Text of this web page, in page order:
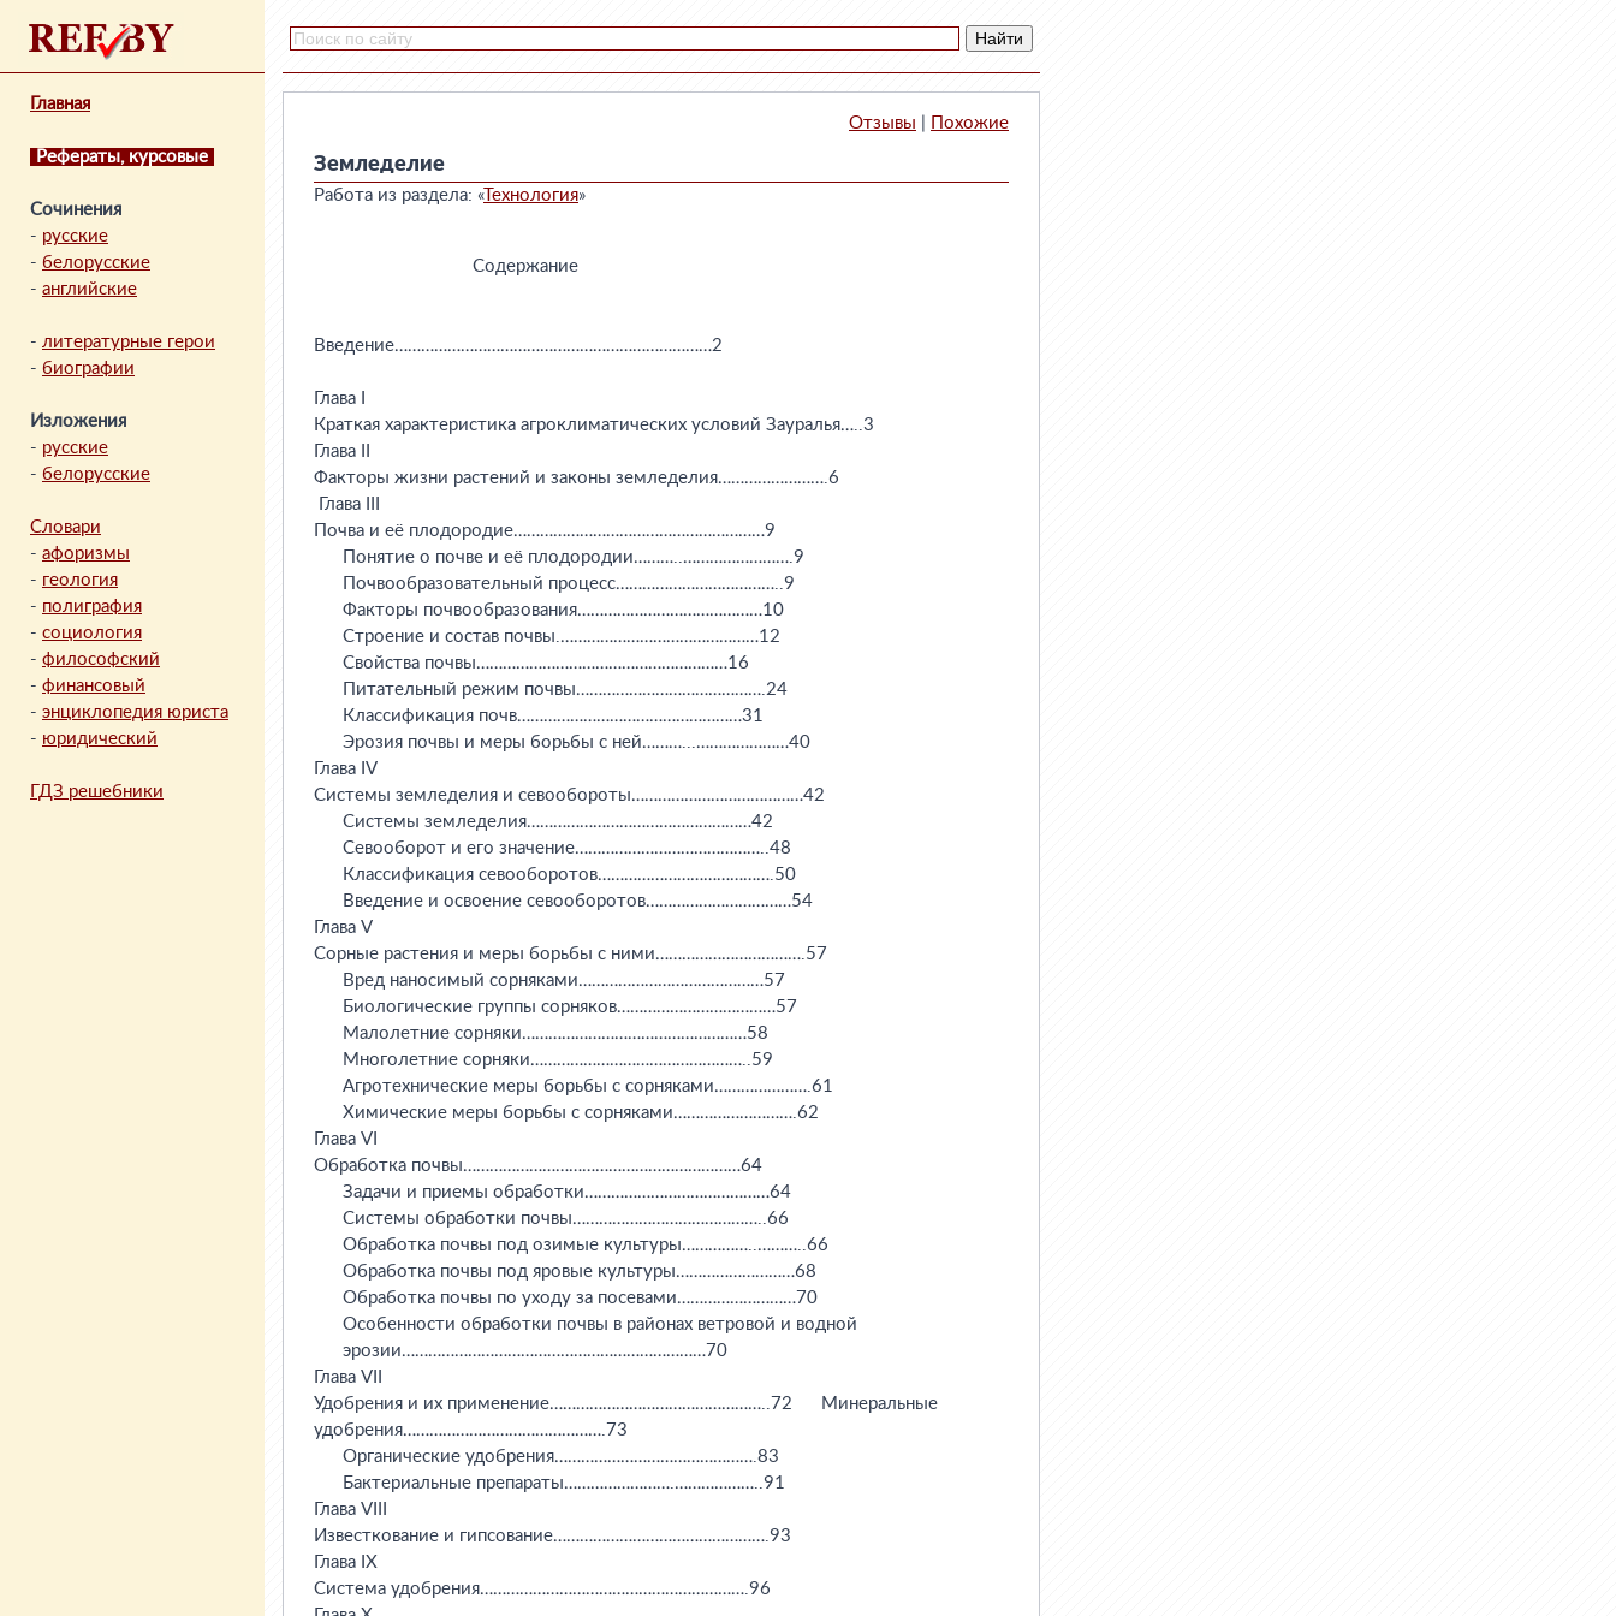
Главная
Рефераты, курсовые
Сочинения
- русские
- белорусские
- английские
- литературные герои
- биографии
Изложения
- русские
- белорусские
Словари
- афоризмы
- геология
- полиграфия
- социология
- философский
- финансовый
- энциклопедия юриста
- юридический
ГДЗ решебники
Отзывы Похожие
Земледелие
Работа из раздела: «Технология»
                                 Содержание
Введение………………………………………………………………2
Глава I
Краткая характеристика агроклиматических условий Зауралья…..3
Глава II
Факторы жизни растений и законы земледелия…………………….6
Глава III
Почва и её плодородие…………………………………………………9
      Понятие о почве и её плодородии………..…………………….9
      Почвообразовательный процесс………………………………..9
      Факторы почвообразования……………………………………10
      Строение и состав почвы.………………………………………12
      Свойства почвы…………………………………………………16
      Питательный режим почвы…………………………………….24
      Классификация почв……………………………………………31
      Эрозия почвы и меры борьбы с ней………...…………………40
Глава IV
Системы земледелия и севообороты…………………………………42
      Системы земледелия……………………………………………42
      Севооборот и его значение……………………………………..48
      Классификация севооборотов………………………………….50
      Введение и освоение севооборотов……………………………54
Глава V
Сорные растения и меры борьбы с ними…………………………….57
      Вред наносимый сорняками……………………………………57
      Биологические группы сорняков………………………………57
      Малолетние сорняки……………………………………………58
      Многолетние сорняки…………………………………………..59
      Агротехнические меры борьбы с сорняками………………….61
      Химические меры борьбы с сорняками……………………….62
Глава VI
Обработка почвы………………………………………………………64
      Задачи и приемы обработки……………………………………64
      Системы обработки почвы……………………………………..66
      Обработка почвы под озимые культуры……………..………..66
      Обработка почвы под яровые культуры………………………68
      Обработка почвы по уходу за посевами………………………70
      Особенности обработки почвы в районах ветровой и водной
      эрозии……………………………………………………………70
Глава VII
Удобрения и их применение…………………………………………..72      Минеральные
удобрения……………………………………….73
      Органические удобрения……………………………………….83
      Бактериальные препараты…………………….………………..91
Глава VIII
Известкование и гипсование………………………………………….93
Глава IX
Система удобрения…………………………………………………….96